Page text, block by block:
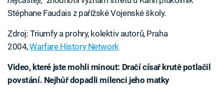
Stéphane Faudais z pařížské Vojenské školy.
Zdroj: Triumfy a prohry, kolektiv autorů, Praha
2004,Warfare History Network
Video, které jste mohli minout: Dračí císař krutě potlačil
povstání. Nejhůř dopadli milenci jeho matky